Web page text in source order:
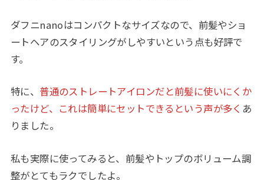
ダフニnanoはコンパクトなサイズなので、前髪やショ
ートヘアのスタイリングがしやすいという点も好評で
す。
特に、 普通のストレートアイロンだと前髪に使いにくか
ったけど、これは簡単にセットできるという声が多く あ
りました。
私も実際に使ってみると、前髪やトップのボリューム調
整がとてもラクでしたよ。